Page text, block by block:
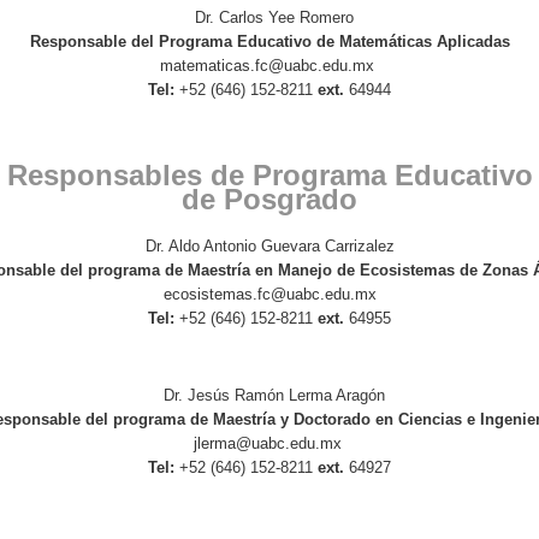
Dr. Carlos Yee Romero
Responsable del Programa Educativo de Matemáticas Aplicadas
matematicas.fc@uabc.edu.mx
Tel: +52 (646) 152-8211 ext. 64944
Responsables de Programa Educativo
de Posgrado
Dr. Aldo Antonio Guevara Carrizalez
del programa de Maestría en Manejo de Ecosistemas de Zonas
ecosistemas.fc@uabc.edu.mx
Tel: +52 (646) 152-8211 ext. 64955
Dr. Jesús Ramón Lerma Aragón
del programa de Maestría y Doctorado en Ciencias e
jlerma@uabc.edu.mx
Tel: +52 (646) 152-8211 ext. 64927